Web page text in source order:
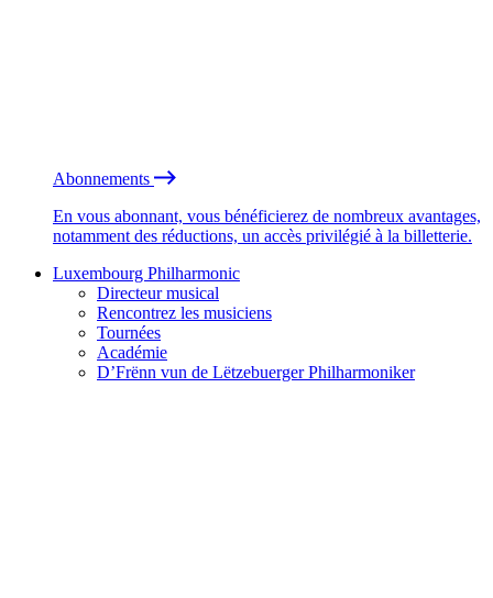
Abonnements
En vous abonnant, vous bénéficierez de nombreux avantages,
notamment des réductions, un accès privilégié à la billetterie.
Luxembourg Philharmonic
Directeur musical
Rencontrez les musiciens
Tournées
Académie
D’Frënn vun de Lëtzebuerger Philharmoniker